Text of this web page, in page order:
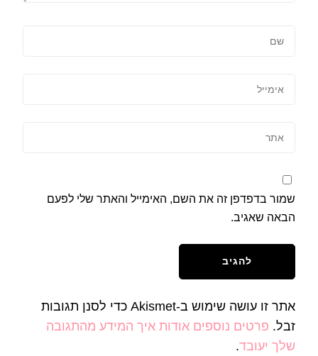
שמור בדפדפן זה את השם, האימייל והאתר שלי לפעם
הבאה שאגיב.
אתר זו עושה שימוש ב-Akismet כדי לסנן תגובות
זבל. פרטים נוספים אודות איך המידע מהתגובה
שלך יעובד.